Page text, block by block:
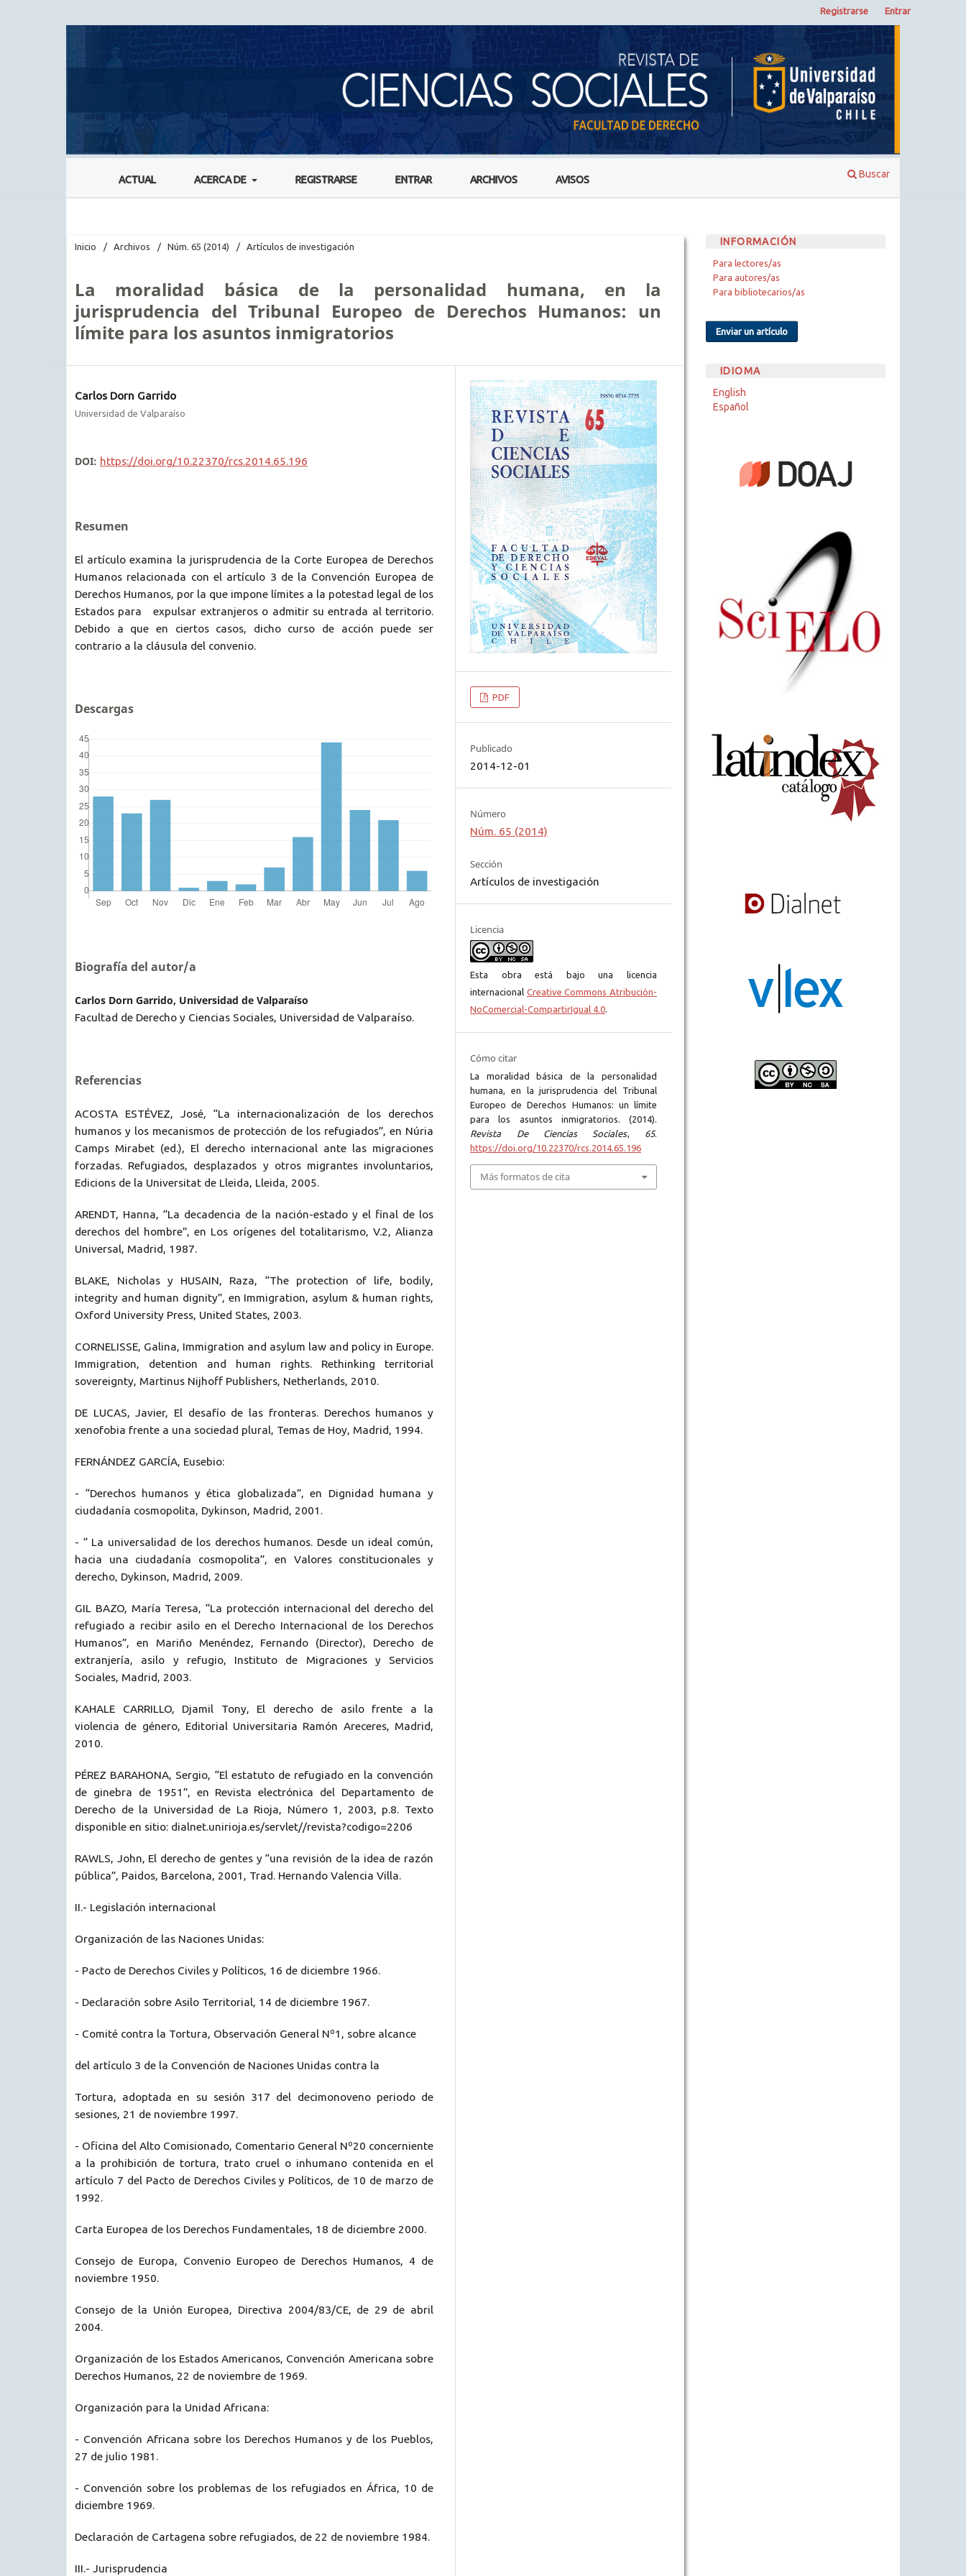
ACTUAL ACERCA DE REGISTRARSE ENTRAR ARCHIVOS AVISOS
Buscar
Registrarse Entrar
Inicio / Archivos / Núm. 65 (2014) / Artículos de investigación
La moralidad básica de la personalidad humana, en la
jurisprudencia del Tribunal Europeo de Derechos Humanos: un
límite para los asuntos inmigratorios
Carlos Dorn Garrido
Universidad de Valparaíso
DOI: https://doi.org/10.22370/rcs.2014.65.196
Resumen
El artículo examina la jurisprudencia de la Corte Europea de Derechos
Humanos relacionada con el artículo 3 de la Convención Europea de
Derechos Humanos, por la que impone límites a la potestad legal de los
Estados para expulsar extranjeros o admitir su entrada al territorio.
Debido a que en ciertos casos, dicho curso de acción puede ser
contrario a la cláusula del convenio.
Descargas
Biografía del autor/a
Carlos Dorn Garrido, Universidad de Valparaíso
Facultad de Derecho y Ciencias Sociales, Universidad de Valparaíso.
Referencias
ACOSTA ESTÉVEZ, José, “La internacionalización de los derechos
humanos y los mecanismos de protección de los refugiados”, en Núria
Camps Mirabet (ed.), El derecho internacional ante las migraciones
forzadas. Refugiados, desplazados y otros migrantes involuntarios,
Edicions de la Universitat de Lleida, Lleida, 2005.
ARENDT, Hanna, “La decadencia de la nación-estado y el final de los
derechos del hombre”, en Los orígenes del totalitarismo, V.2, Alianza
Universal, Madrid, 1987.
BLAKE, Nicholas y HUSAIN, Raza, “The protection of life, bodily,
integrity and human dignity”, en Immigration, asylum & human rights,
Oxford University Press, United States, 2003.
CORNELISSE, Galina, Immigration and asylum law and policy in Europe.
Immigration, detention and human rights. Rethinking territorial
sovereignty, Martinus Nijhoff Publishers, Netherlands, 2010.
DE LUCAS, Javier, El desafío de las fronteras. Derechos humanos y
xenofobia frente a una sociedad plural, Temas de Hoy, Madrid, 1994.
FERNÁNDEZ GARCÍA, Eusebio:
- “Derechos humanos y ética globalizada”, en Dignidad humana y
ciudadanía cosmopolita, Dykinson, Madrid, 2001.
- “ La universalidad de los derechos humanos. Desde un ideal común,
hacia una ciudadanía cosmopolita”, en Valores constitucionales y
derecho, Dykinson, Madrid, 2009.
GIL BAZO, María Teresa, “La protección internacional del derecho del
refugiado a recibir asilo en el Derecho Internacional de los Derechos
Humanos”, en Mariño Menéndez, Fernando (Director), Derecho de
extranjería, asilo y refugio, Instituto de Migraciones y Servicios
Sociales, Madrid, 2003.
KAHALE CARRILLO, Djamil Tony, El derecho de asilo frente a la
violencia de género, Editorial Universitaria Ramón Areceres, Madrid,
2010.
PÉREZ BARAHONA, Sergio, “El estatuto de refugiado en la convención
de ginebra de 1951”, en Revista electrónica del Departamento de
Derecho de la Universidad de La Rioja, Número 1, 2003, p.8. Texto
disponible en sitio: dialnet.unirioja.es/servlet//revista?codigo=2206
RAWLS, John, El derecho de gentes y “una revisión de la idea de razón
pública”, Paidos, Barcelona, 2001, Trad. Hernando Valencia Villa.
II.- Legislación internacional
Organización de las Naciones Unidas:
- Pacto de Derechos Civiles y Políticos, 16 de diciembre 1966.
- Declaración sobre Asilo Territorial, 14 de diciembre 1967.
- Comité contra la Tortura, Observación General Nº1, sobre alcance
del artículo 3 de la Convención de Naciones Unidas contra la
Tortura, adoptada en su sesión 317 del decimonoveno periodo de
sesiones, 21 de noviembre 1997.
- Oficina del Alto Comisionado, Comentario General Nº20 concerniente
a la prohibición de tortura, trato cruel o inhumano contenida en el
artículo 7 del Pacto de Derechos Civiles y Políticos, de 10 de marzo de
1992.
Carta Europea de los Derechos Fundamentales, 18 de diciembre 2000.
Consejo de Europa, Convenio Europeo de Derechos Humanos, 4 de
noviembre 1950.
Consejo de la Unión Europea, Directiva 2004/83/CE, de 29 de abril
2004.
Organización de los Estados Americanos, Convención Americana sobre
Derechos Humanos, 22 de noviembre de 1969.
Organización para la Unidad Africana:
- Convención Africana sobre los Derechos Humanos y de los Pueblos,
27 de julio 1981.
- Convención sobre los problemas de los refugiados en África, 10 de
diciembre 1969.
Declaración de Cartagena sobre refugiados, de 22 de noviembre 1984.
III.- Jurisprudencia
PDF
Publicado
2014-12-01
Número
Núm. 65 (2014)
Sección
Artículos de investigación
Licencia
Esta obra está bajo una licencia
internacional Creative Commons Atribución-
NoComercial-CompartirIgual 4.0.
Cómo citar
La moralidad básica de la personalidad
humana, en la jurisprudencia del Tribunal
Europeo de Derechos Humanos: un límite
para los asuntos inmigratorios. (2014).
Revista De Ciencias Sociales, 65.
https://doi.org/10.22370/rcs.2014.65.196
Más formatos de cita
INFORMACIÓN
Para lectores/as
Para autores/as
Para bibliotecarios/as
Enviar un artículo
IDIOMA
English
Español